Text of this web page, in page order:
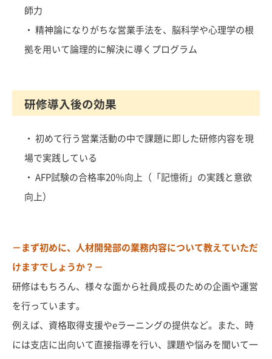
師力
・ 精神論になりがちな営業手法を、脳科学や心理学の根
拠を用いて論理的に解決に導くプログラム
研修導入後の効果
・ 初めて行う営業活動の中で課題に即した研修内容を現
場で実践している
・ AFP試験の合格率20％向上（「記憶術」の実践と意欲
向上）
－まず初めに、人材開発部の業務内容について教えていただ
けますでしょうか？－
研修はもちろん、様々な面から社員成長のための企画や運営
を行っています。
例えば、資格取得支援やeラーニングの提供など。また、時
には支店に出向いて直接指導を行い、課題や悩みを聞いて一